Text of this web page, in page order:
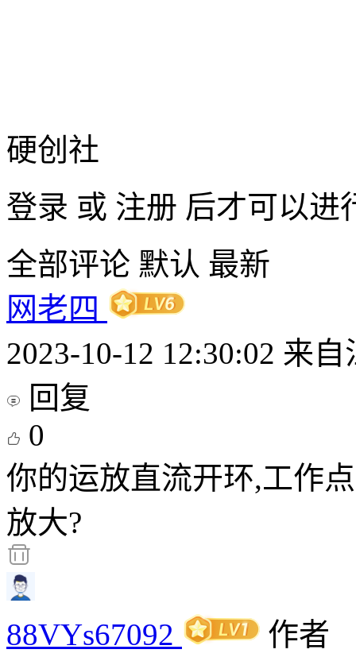
硬创社
登录 或 注册 后才可以进
全部评论 默认 最新
网老四
2023-10-12 12:30:02 来自
回复
0
你的运放直流开环,工作
放大?
88VYs67092
作者